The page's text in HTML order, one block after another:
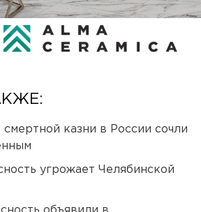
казни в России сочли
угрожает Челябинской